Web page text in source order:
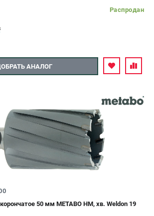
Распродан
АНАЛОГ
50 мм METABO HM, хв. Weldon 19